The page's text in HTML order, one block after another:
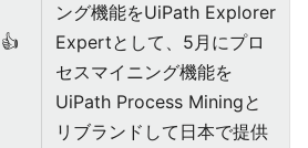
👍
ング機能をUiPath Explorer
Expertとして、5月にプロ
セスマイニング機能を
UiPath Process Miningと
リブランドして日本で提供